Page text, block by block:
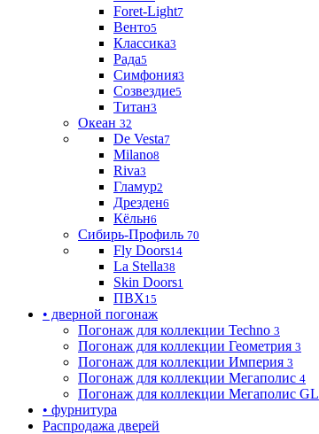
Foret-Light7
Венто5
Классика3
Рада5
Симфония3
Созвездие5
Титан3
Океан 32
De Vesta7
Milano8
Riva3
Гламур2
Дрезден6
Кёльн6
Сибирь-Профиль 70
Fly Doors14
La Stella38
Skin Doors1
ПВХ15
• дверной погонаж
Погонаж для коллекции Techno 3
Погонаж для коллекции Геометрия 3
Погонаж для коллекции Империя 3
Погонаж для коллекции Мегаполис 4
Погонаж для коллекции Мегаполис GL
• фурнитура
Распродажа дверей